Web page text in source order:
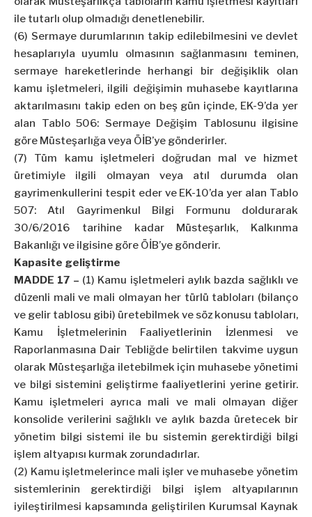
ile tutarlı olup olmadığı denetlenebilir.
(6) Sermaye durumlarının takip edilebilmesini ve devlet
hesaplarıyla uyumlu olmasının sağlanmasını teminen,
sermaye hareketlerinde herhangi bir değişiklik olan
kamu işletmeleri, ilgili değişimin muhasebe kayıtlarına
aktarılmasını takip eden on beş gün içinde, EK-9’da yer
alan Tablo 506: Sermaye Değişim Tablosunu ilgisine
göre Müsteşarlığa veya ÖİB’ye gönderirler.
(7) Tüm kamu işletmeleri doğrudan mal ve hizmet
üretimiyle ilgili olmayan veya atıl durumda olan
gayrimenkullerini tespit eder ve EK-10’da yer alan Tablo
507: Atıl Gayrimenkul Bilgi Formunu doldurarak
30/6/2016 tarihine kadar Müsteşarlık, Kalkınma
Bakanlığı ve ilgisine göre ÖİB’ye gönderir.
Kapasite geliştirme
MADDE 17 – (1) Kamu işletmeleri aylık bazda sağlıklı ve
düzenli mali ve mali olmayan her türlü tabloları (bilanço
ve gelir tablosu gibi) üretebilmek ve söz konusu tabloları,
Kamu İşletmelerinin Faaliyetlerinin İzlenmesi ve
Raporlanmasına Dair Tebliğde belirtilen takvime uygun
olarak Müsteşarlığa iletebilmek için muhasebe yönetimi
ve bilgi sistemini geliştirme faaliyetlerini yerine getirir.
Kamu işletmeleri ayrıca mali ve mali olmayan diğer
konsolide verilerini sağlıklı ve aylık bazda üretecek bir
yönetim bilgi sistemi ile bu sistemin gerektirdiği bilgi
işlem altyapısı kurmak zorundadırlar.
(2) Kamu işletmelerince mali işler ve muhasebe yönetim
sistemlerinin gerektirdiği bilgi işlem altyapılarının
iyileştirilmesi kapsamında geliştirilen Kurumsal Kaynak